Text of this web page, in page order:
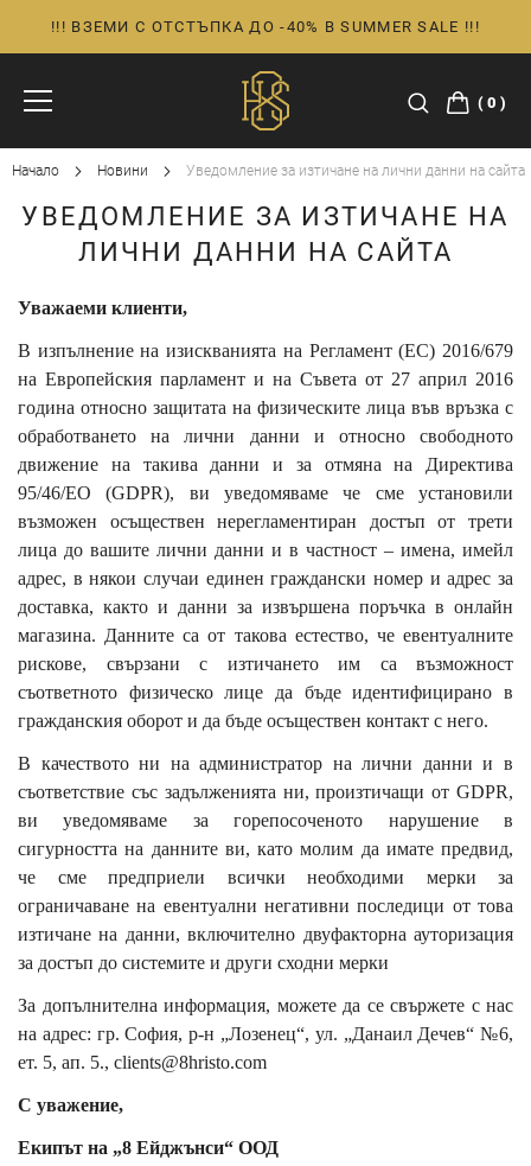
Прескачане
към
съдържанието
!!! ВЗЕМИ С ОТСТЪПКА ДО -40% В SUMMER SALE !!!
0
Начало Новини Уведомление за изтичане на лични данни на сайта
УВЕДОМЛЕНИЕ ЗА ИЗТИЧАНЕ НА
ЛИЧНИ ДАННИ НА САЙТА
Уважаеми клиенти,
В изпълнение на изискванията на Регламент (ЕС) 2016/679
на Европейския парламент и на Съвета от 27 април 2016
година относно защитата на физическите лица във връзка с
обработването на лични данни и относно свободното
движение на такива данни и за отмяна на Директива
95/46/EО (GDPR), ви уведомяваме че сме установили
възможен осъществен нерегламентиран достъп от трети
лица до вашите лични данни и в частност – имена, имейл
адрес, в някои случаи единен граждански номер и адрес за
доставка, както и данни за извършена поръчка в онлайн
магазина. Данните са от такова естество, че евентуалните
рискове, свързани с изтичането им са възможност
съответното физическо лице да бъде идентифицирано в
гражданския оборот и да бъде осъществен контакт с него.
В качеството ни на администратор на лични данни и в
съответствие със задълженията ни, произтичащи от GDPR,
ви уведомяваме за горепосоченото нарушение в
сигурността на данните ви, като молим да имате предвид,
че сме предприели всички необходими мерки за
ограничаване на евентуални негативни последици от това
изтичане на данни, включително двуфакторна ауторизация
за достъп до системите и други сходни мерки
За допълнителна информация, можете да се свържете с нас
на адрес: гр. София, р-н „Лозенец“, ул. „Данаил Дечев“ №6,
ет. 5, ап. 5., clients@8hristo.com
С уважение,
Екипът на „8 Ейджънси“ ООД